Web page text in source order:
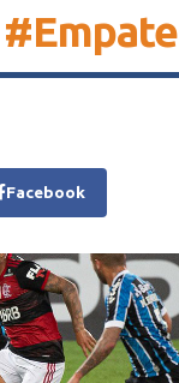
#Empate
Facebook